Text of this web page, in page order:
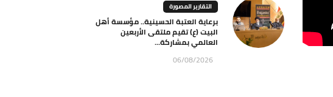
التقارير المصورة
برعاية العتبة الحسينية.. مؤسسة أهل
البيت (ع) تقيم ملتقى الأربعين
العالمي بمشاركة...
06/08/2026